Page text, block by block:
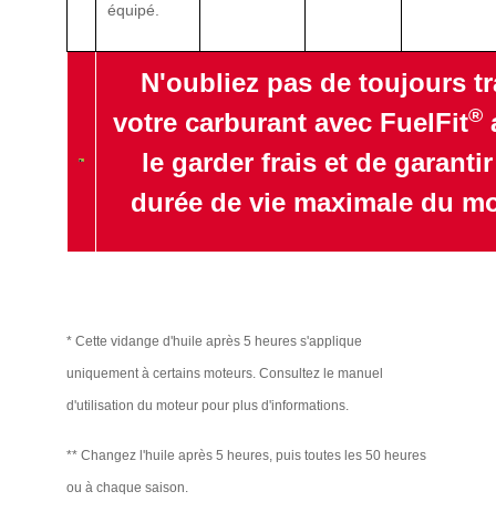
équipé.
N'oubliez pas de toujours
votre carburant avec FuelFit®
le garder frais et de
durée de vie maximale du
* Cette vidange d'huile après 5 heures s'applique
uniquement à certains moteurs. Consultez le manuel
d'utilisation du moteur pour plus d'informations.
** Changez l'huile après 5 heures, puis toutes les 50 heures
ou à chaque saison.